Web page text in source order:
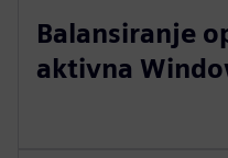
Balansiranje
aktivna